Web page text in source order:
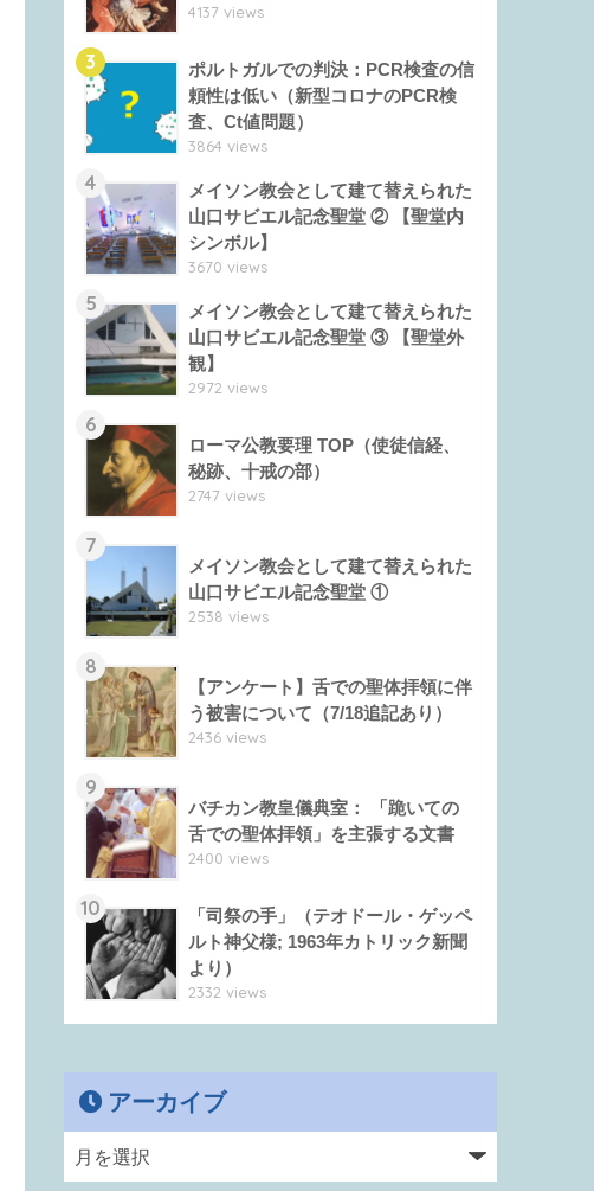
4137 views
3
ポルトガルでの判決：PCR検査の信
頼性は低い（新型コロナのPCR検
査、Ct値問題）
3864 views
4
メイソン教会として建て替えられた
山口サビエル記念聖堂 ② 【聖堂内
シンボル】
3670 views
5
メイソン教会として建て替えられた
山口サビエル記念聖堂 ③ 【聖堂外
観】
2972 views
6
ローマ公教要理 TOP（使徒信経、
秘跡、十戒の部）
2747 views
7
メイソン教会として建て替えられた
山口サビエル記念聖堂 ①
2538 views
8
【アンケート】舌での聖体拝領に伴
う被害について（7/18追記あり）
2436 views
9
バチカン教皇儀典室： 「跪いての
舌での聖体拝領」を主張する文書
2400 views
10
「司祭の手」（テオドール・ゲッペ
ルト神父様; 1963年カトリック新聞
より）
2332 views
アーカイブ